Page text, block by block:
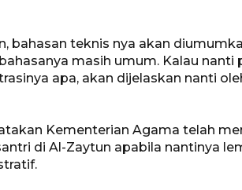
bahasan teknis nya akan
masih umum. Kalau nanti
apa, akan dijelaskan nanti
Kementerian Agama telah
di Al-Zaytun apabila nantinya